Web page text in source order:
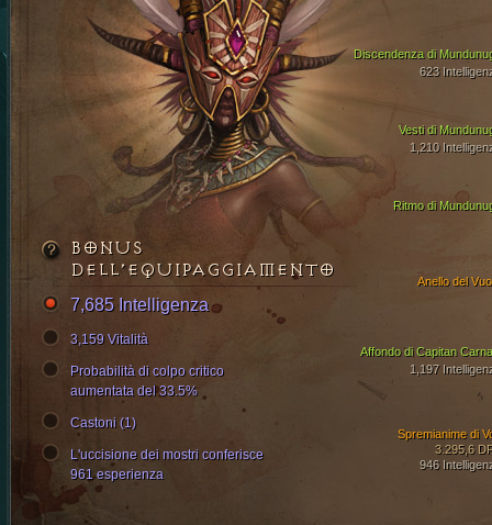
Vesti di
1,210
Ritmo di
Discendenza di
623
Affondo di Capitan
1,197
Spremianime di
3.295,6
946
Anello del
BONUS
DELL’EQUIPAGGIAMENTO
7,685 Intelligenza
3,159 Vitalità
Probabilità di colpo critico
aumentata del 33.5%
Castoni (1)
L'uccisione dei mostri conferisce
961 esperienza